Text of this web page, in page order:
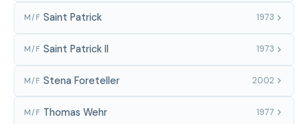
M/F Saint Patrick 1973
M/F Saint Patrick II 1973
M/F Stena Foreteller 2002
M/F Thomas Wehr 1977